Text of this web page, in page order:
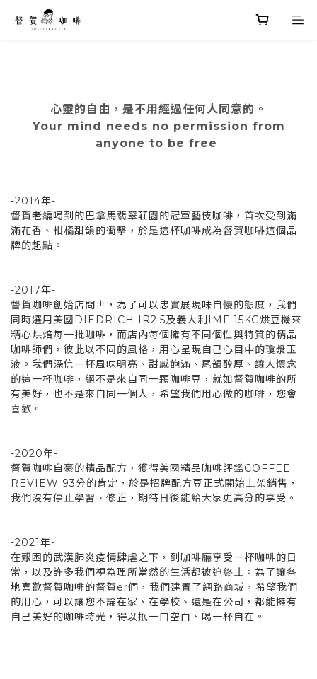
心靈的自由，是不用經過任何人同意的。
Your mind needs no permission from
anyone to be free
-2014年-
督賀老編喝到的巴拿馬翡翠莊園的冠軍藝伎咖啡，首次受到滿
滿花香、柑橘甜韻的衝擊，於是這杯咖啡成為督賀咖啡這個品
牌的起點。
-2017年-
督賀咖啡創始店問世，為了可以忠實展現味自慢的態度，我們
同時選用美國DIEDRICH IR2.5及義大利IMF 15KG烘豆機來
精心烘焙每一批咖啡，而店內每個擁有不同個性與特質的精品
咖啡師們，彼此以不同的風格，用心呈現自己心目中的瓊漿玉
液。我們深信一杯風味明亮、甜感飽滿、尾韻醇厚、讓人懷念
的這一杯咖啡，絕不是來自同一顆咖啡豆，就如督賀咖啡的所
有美好，也不是來自同一個人，希望我們用心做的咖啡，您會
喜歡。
-2020年-
督賀咖啡自豪的精品配方，獲得美國精品咖啡評鑑COFFEE
REVIEW 93分的肯定，於是招牌配方豆正式開始上架銷售，
我們沒有停止學習、修正，期待日後能給大家更高分的享受。
-2021年-
在艱困的武漢肺炎疫情肆虐之下，到咖啡廳享受一杯咖啡的日
常，以及許多我們視為理所當然的生活都被迫終止。為了讓各
地喜歡督賀咖啡的督賀er們，我們建置了網路商城，希望我們
的用心，可以讓您不論在家、在學校、還是在公司，都能擁有
自己美好的咖啡時光，得以抿一口空白、喝一杯自在。